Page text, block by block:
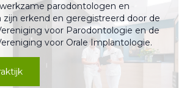
parodontologen en
erkend en geregistreerd door de
voor Parodontologie en de
voor Orale Implantologie.